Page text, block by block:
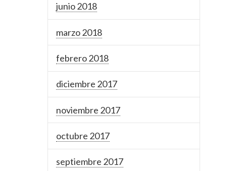
junio 2018
marzo 2018
febrero 2018
diciembre 2017
noviembre 2017
octubre 2017
septiembre 2017